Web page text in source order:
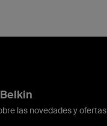
las novedades y ofertas